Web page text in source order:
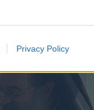
Privacy Policy